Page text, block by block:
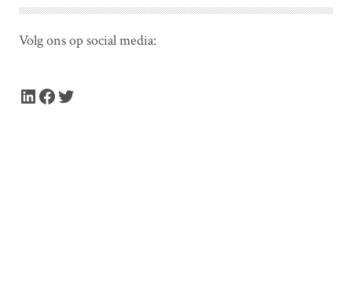
Volg ons op social media:
LinkedIn Facebook